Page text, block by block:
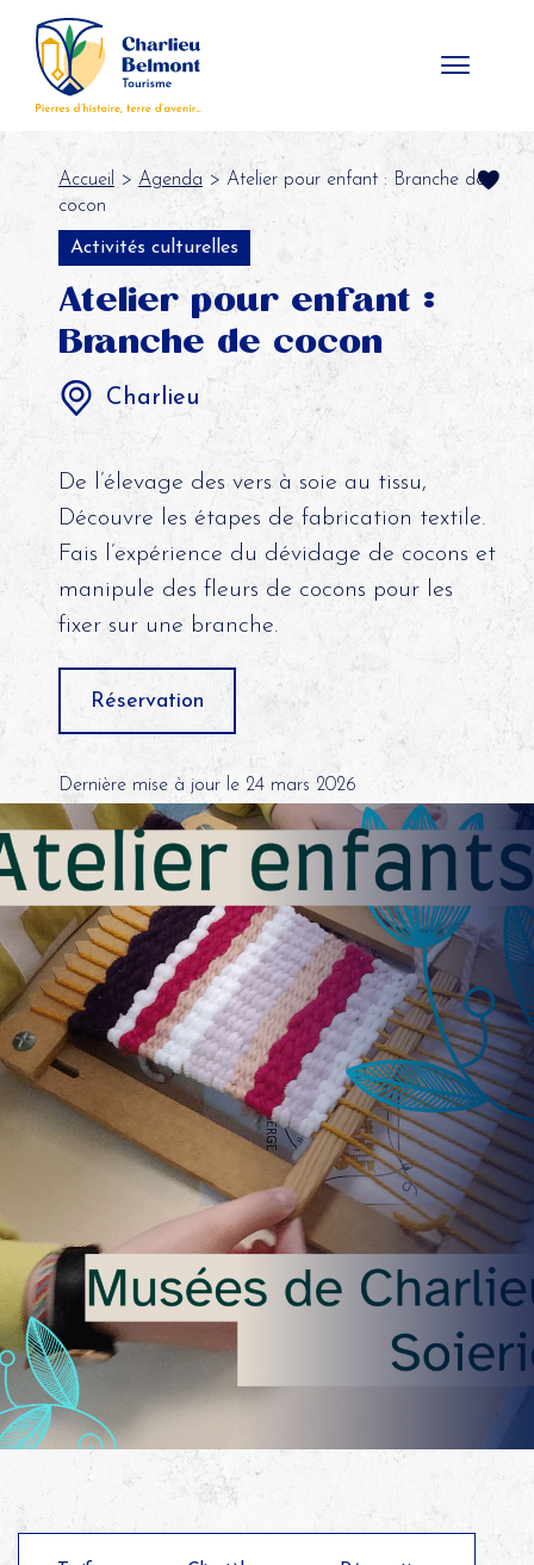
Accueil > Agenda > Atelier pour enfant : Branche de
cocon
Activités culturelles
Atelier pour enfant :
Branche de cocon
Charlieu
De l’élevage des vers à soie au tissu,
Découvre les étapes de fabrication textile.
Fais l’expérience du dévidage de cocons et
manipule des fleurs de cocons pour les
fixer sur une branche.
Réservation
Dernière mise à jour le 24 mars 2026
Panneau de gestion des cookies